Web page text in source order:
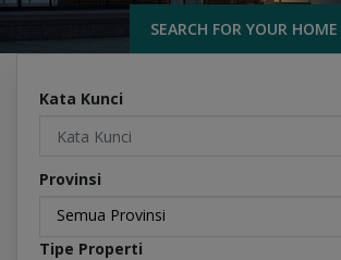
SEARCH FOR YOUR HOME
Kata Kunci
Provinsi
Semua Provinsi
Tipe Properti